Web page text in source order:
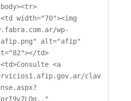
wp-
afip.png" alt="afip"
td>
clav